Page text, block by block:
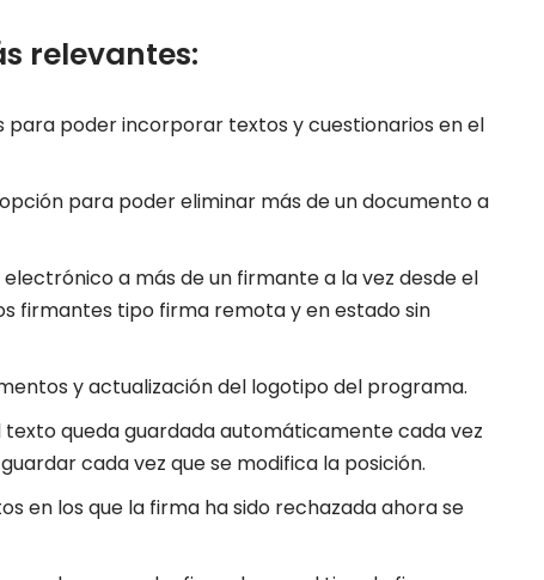
relevantes:
para poder incorporar textos y cuestionarios en el
para poder eliminar más de un documento a
a más de un firmante a la vez desde el
firmantes tipo firma remota y en estado sin
y actualización del logotipo del programa.
texto queda guardada automáticamente cada vez
cada vez que se modifica la posición.
en los que la firma ha sido rechazada ahora se